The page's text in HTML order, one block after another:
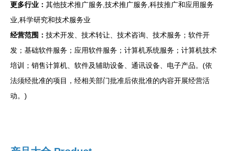
更多行业： 其他技术推广服务,技术推广服务,科技推广和应用服务
业,科学研究和技术服务业
经营范围： 技术开发、技术转让、技术咨询、技术服务；软件开
发；基础软件服务；应用软件服务；计算机系统服务；计算机技术
培训；销售计算机、软件及辅助设备、通讯设备、电子产品。(依
法须经批准的项目，经相关部门批准后依批准的内容开展经营活
动。)